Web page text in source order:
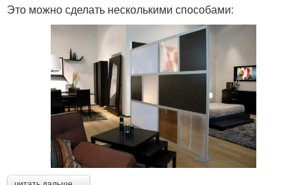
Это можно сделать несколькими способами: